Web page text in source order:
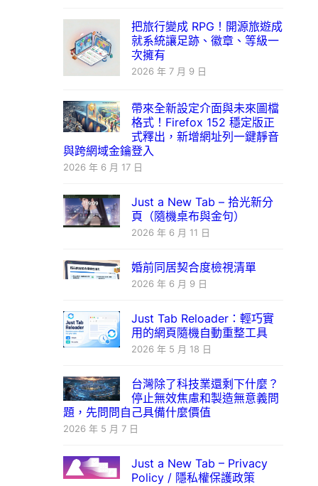
把旅行變成 RPG！開源旅遊成
就系統讓足跡、徽章、等級一
次擁有
2026 年 7 月 9 日
帶來全新設定介面與未來圖檔
格式！Firefox 152 穩定版正
式釋出，新增網址列一鍵靜音
與跨網域金鑰登入
2026 年 6 月 17 日
Just a New Tab – 拾光新分
頁（隨機桌布與金句）
2026 年 6 月 11 日
婚前同居契合度檢視清單
2026 年 6 月 9 日
Just Tab Reloader：輕巧實
用的網頁隨機自動重整工具
2026 年 5 月 18 日
台灣除了科技業還剩下什麼？
停止無效焦慮和製造無意義問
題，先問問自己具備什麼價值
2026 年 5 月 7 日
Just a New Tab – Privacy
Policy / 隱私權保護政策